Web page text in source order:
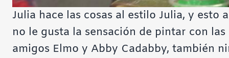
Julia hace las cosas al estilo Julia, y
no le gusta la sensación de pintar con
amigos Elmo y Abby Cadabby, también